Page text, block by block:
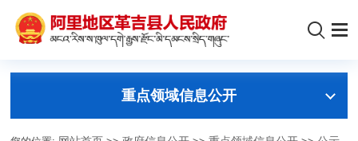
重点领域信息公开